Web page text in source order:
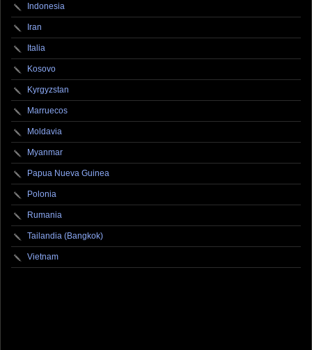
Indonesia
Iran
Italia
Kosovo
Kyrgyzstan
Marruecos
Moldavia
Myanmar
Papua Nueva Guinea
Polonia
Rumania
Tailandia (Bangkok)
Vietnam